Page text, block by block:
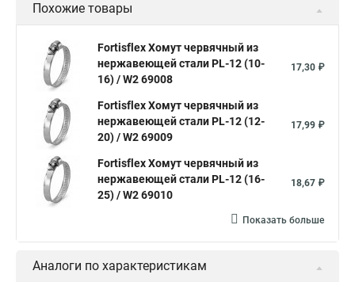
Дюбель хомут для крепления Хомут для прокладки трубы
Хомут усиливающий Хомут 32 Хомут 2 Хомут 40
Хомут червячный
Хомут червячный мм
Хомуты для крепления трубопроводов
Хомут 2 мм Хомут 24137 80 Хомут 120
Хомут 6 мм
Хомут 24
Похожие товары
Fortisflex Хомут червячный из
нержавеющей стали PL-12 (10-
16) / W2 69008
17,30 ₽
Fortisflex Хомут червячный из
нержавеющей стали PL-12 (12-
20) / W2 69009
17,99 ₽
Fortisflex Хомут червячный из
нержавеющей стали PL-12 (16-
25) / W2 69010
18,67 ₽
Показать больше
Аналоги по характеристикам